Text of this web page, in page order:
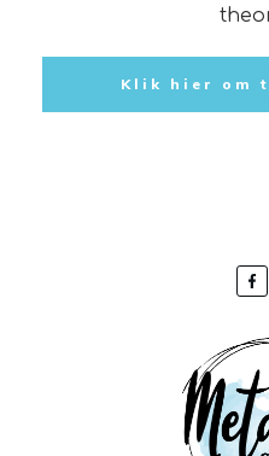
Klik hier om